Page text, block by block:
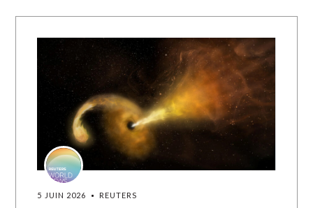
5 JUIN 2026 REUTERS